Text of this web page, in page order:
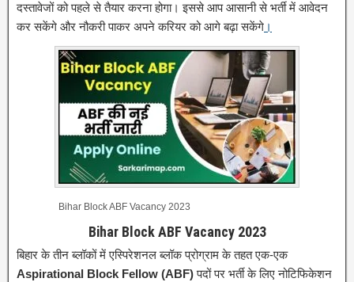
दस्तावेजों को पहले से तैयार करना होगा। इससे आप आसानी से भर्ती में आवेदन
कर सकेंगे और नौकरी पाकर अपने करियर को आगे बढ़ा सकेंगे ।
Bihar Block ABF Vacancy 2023
Bihar Block ABF Vacancy 2023
बिहार के तीन ब्लॉकों में एस्पिरेशनल ब्लॉक प्रोग्राम के तहत एक-एक
Aspirational Block Fellow (ABF)पदों पर भर्ती के लिए नोटिफिकेशन